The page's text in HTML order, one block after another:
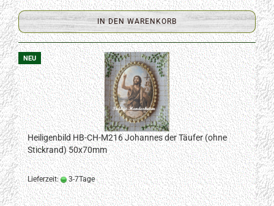
IN DEN WARENKORB
NEU
Heiligenbild HB-CH-M216 Johannes der Täufer (ohne
Stickrand) 50x70mm
Lieferzeit: 3-7Tage